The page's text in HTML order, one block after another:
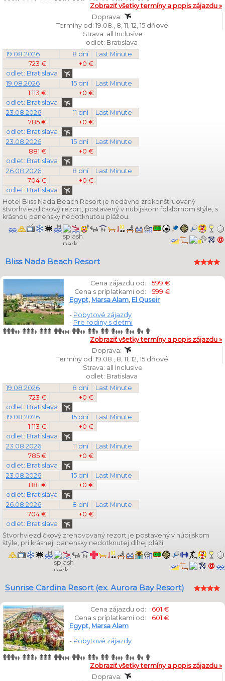
Zobraziť všetky termíny a popis zájazdu »
Doprava:
Termíny od: 19.08., 8, 11, 12, 15 dňové
Strava: all Inclusive
odlet: Bratislava
19.08.2026
8 dní
Last Minute
723 €
+0 €
odlet: Bratislava
19.08.2026
15 dní
Last Minute
1 113 €
+0 €
odlet: Bratislava
23.08.2026
11 dní
Last Minute
785 €
+0 €
odlet: Bratislava
23.08.2026
15 dní
Last Minute
881 €
+0 €
odlet: Bratislava
26.08.2026
8 dní
Last Minute
704 €
+0 €
odlet: Bratislava
Hotel Bliss Nada Beach Resort je nedávno zrekonštruovaný
štvorhviezdičkový rezort, postavený v nubijskom folklórnom štýle, s
krásnou panensky nedotknutou plážou.
Bliss Nada Beach Resort
Cena zájazdu od:
599 €
Cena s príplatkami od:
599 €
Egypt, Marsa Alam, El Quseir
- Pobytové zájazdy
- Pre rodiny s deťmi
Zobraziť všetky termíny a popis zájazdu »
Doprava:
Termíny od: 19.08., 8, 11, 12, 15 dňové
Strava: all Inclusive
odlet: Bratislava
19.08.2026
8 dní
Last Minute
723 €
+0 €
odlet: Bratislava
19.08.2026
15 dní
Last Minute
1 113 €
+0 €
odlet: Bratislava
23.08.2026
11 dní
Last Minute
785 €
+0 €
odlet: Bratislava
23.08.2026
15 dní
Last Minute
881 €
+0 €
odlet: Bratislava
26.08.2026
8 dní
Last Minute
704 €
+0 €
odlet: Bratislava
Štvorhviezdičkový zrenovovaný rezort je postavený v núbijskom
štýle, pri krásnej, panensky nedotknutej dlhej pláži.
Sunrise Cardina Resort (ex. Aurora Bay Resort)
Cena zájazdu od:
601 €
Cena s príplatkami od:
601 €
Egypt, Marsa Alam
- Pobytové zájazdy
Zobraziť všetky termíny a popis zájazdu »
Doprava: